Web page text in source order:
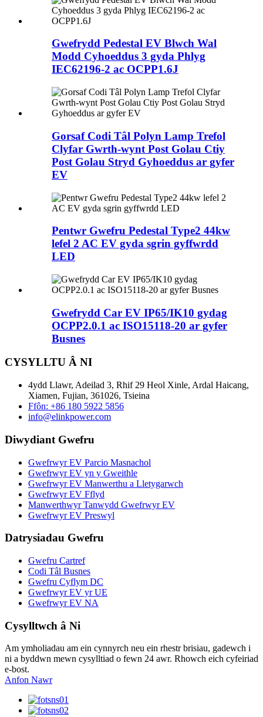
Gwefrydd Pedestal EV Blwch Wal
Modd Cyhoeddus 3 gyda Phlyg
IEC62196-2 ac OCPP1.6J
Gorsaf Codi Tâl Polyn Lamp Trefol
Clyfar Gwrth-wynt Post Golau Ctiy
Post Golau Stryd Gyhoeddus ar gyfer
EV
Pentwr Gwefru Pedestal Type2 44kw
lefel 2 AC EV gyda sgrin gyffwrdd
LED
Gwefrydd Car EV IP65/IK10 gydag
OCPP2.0.1 ac ISO15118-20 ar gyfer
Busnes
CYSYLLTU Â NI
4ydd Llawr, Adeilad 3, Rhif 29 Heol Xinle, Ardal Haicang,
Xiamen, Fujian, 361026, Tsieina
Ffôn: +86 180 5922 5856
info@elinkpower.com
Diwydiant Gwefru
Gwefrwyr EV Parcio Masnachol
Gwefrwyr EV yn y Gweithle
Gwefrwyr EV Manwerthu a Lletygarwch
Gwefrwyr EV Fflyd
Manwerthwyr Tanwydd Gwefrwyr EV
Gwefrwyr EV Preswyl
Datrysiadau Gwefru
Gwefru Cartref
Codi Tâl Busnes
Gwefru Cyflym DC
Gwefrwyr EV yr UE
Gwefrwyr EV NA
Cysylltwch â Ni
Am ymholiadau am ein cynnyrch neu ein rhestr brisiau, gadewch i
ni a byddwn mewn cysylltiad o fewn 24 awr. Rhowch eich cyfeiriad
e-bost.
Anfon Nawr